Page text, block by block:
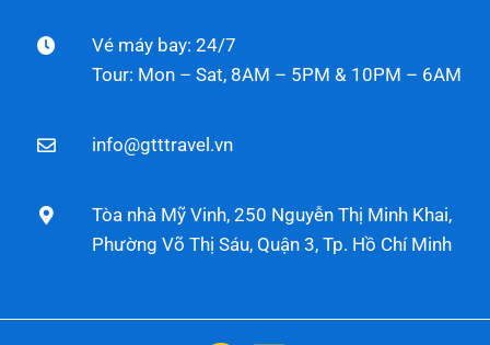
Vé máy bay: 24/7
Tour: Mon – Sat, 8AM – 5PM & 10PM – 6AM
info@gtttravel.vn
Tòa nhà Mỹ Vinh, 250 Nguyễn Thị Minh Khai,
Phường Võ Thị Sáu, Quận 3, Tp. Hồ Chí Minh